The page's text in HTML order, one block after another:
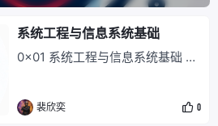
系统工程与信息系统基础
0x01 系统工程与信息系统基础 考
息系统的分类 ⭐️⭐️⭐️ 政府信息化与
裴欣奕 0